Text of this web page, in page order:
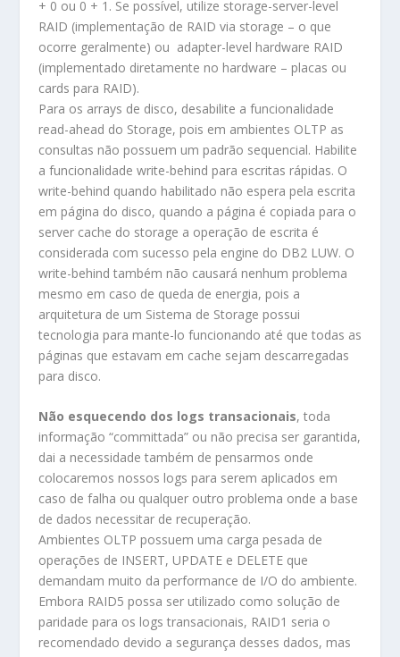
+ 0 ou 0 + 1. Se possível, utilize storage-server-level
RAID (implementação de RAID via storage – o que
ocorre geralmente) ou adapter-level hardware RAID
(implementado diretamente no hardware – placas ou
cards para RAID).
Para os arrays de disco, desabilite a funcionalidade
read-ahead do Storage, pois em ambientes OLTP as
consultas não possuem um padrão sequencial. Habilite
a funcionalidade write-behind para escritas rápidas. O
write-behind quando habilitado não espera pela escrita
em página do disco, quando a página é copiada para o
server cache do storage a operação de escrita é
considerada com sucesso pela engine do DB2 LUW. O
write-behind também não causará nenhum problema
mesmo em caso de queda de energia, pois a
arquitetura de um Sistema de Storage possui
tecnologia para mante-lo funcionando até que todas as
páginas que estavam em cache sejam descarregadas
para disco.
Não esquecendo dos logs transacionais, toda
informação “committada” ou não precisa ser garantida,
dai a necessidade também de pensarmos onde
colocaremos nossos logs para serem aplicados em
caso de falha ou qualquer outro problema onde a base
de dados necessitar de recuperação.
Ambientes OLTP possuem uma carga pesada de
operações de INSERT, UPDATE e DELETE que
demandam muito da performance de I/O do ambiente.
Embora RAID5 possa ser utilizado como solução de
paridade para os logs transacionais, RAID1 seria o
recomendado devido a segurança desses dados, mas